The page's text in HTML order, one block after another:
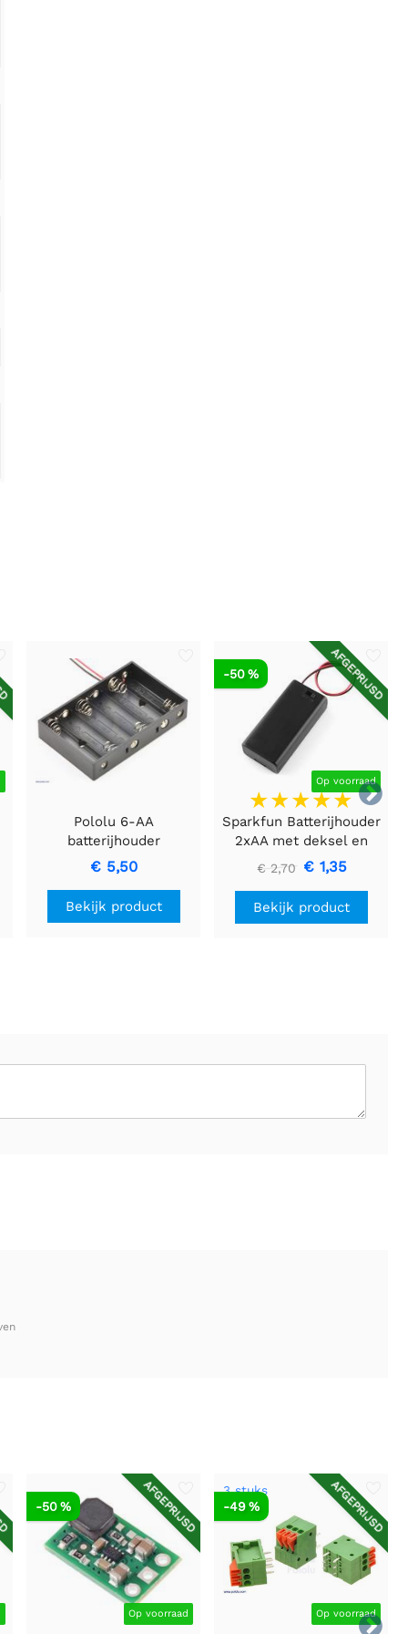

Pololu 6-AA
batterijhouder
€ 5,50
Bekijk product
AFGEPRIJSD
Op voorraad
-50 %
Sparkfun Batterijhouder
2xAA met deksel en
schakelaar - JST-
connector
€ 2,70 € 1,35
Bekijk product

AFGEPRIJSD
Op voorraad
-50 % AFGEPRIJSD
3 stuks
Op voorraad
-49 %